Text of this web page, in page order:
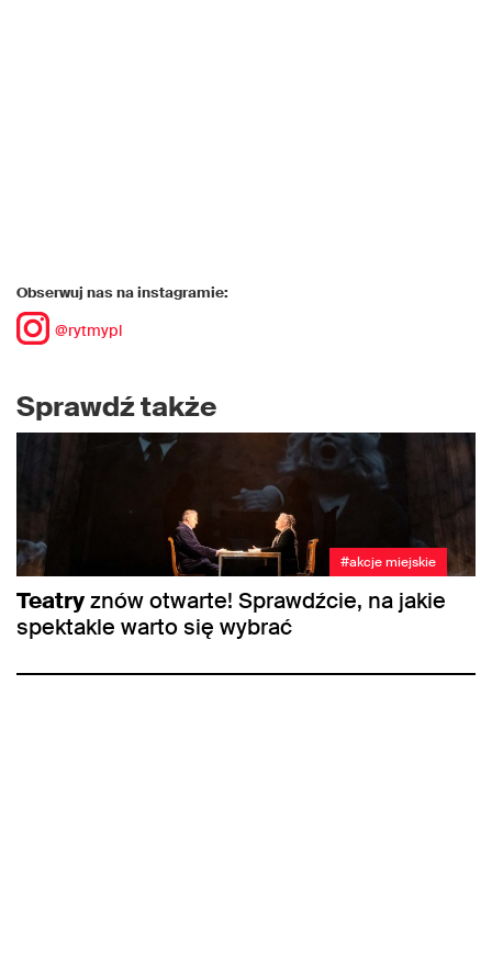
Obserwuj nas na instagramie:
@rytmypl
Sprawdź także
#akcje miejskie
Teatryznów otwarte! Sprawdźcie, na jakie
spektakle warto się wybrać